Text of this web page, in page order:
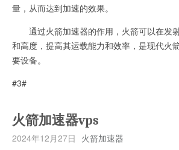
量，从而达到加速的效果。
通过火箭加速器的作用，火箭可以在发
和高度，提高其运载能力和效率，是现代火
要设备。
#3#
火箭加速器vps
2024年12月27日 火箭加速器